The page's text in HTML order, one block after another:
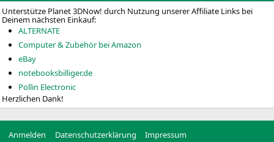
Unterstütze Planet 3DNow! durch Nutzung unserer Affiliate Links bei
Deinem nächsten Einkauf:
ALTERNATE
Computer & Zubehör bei Amazon
eBay
notebooksbilliger.de
Pollin Electronic
Herzlichen Dank!
Anmelden Datenschutzerklärung Impressum